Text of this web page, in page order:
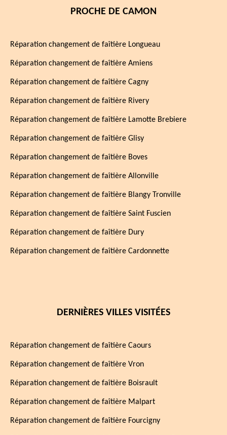
PROCHE DE CAMON
Réparation changement de faîtière Longueau
Réparation changement de faîtière Amiens
Réparation changement de faîtière Cagny
Réparation changement de faîtière Rivery
Réparation changement de faîtière Lamotte Brebiere
Réparation changement de faîtière Glisy
Réparation changement de faîtière Boves
Réparation changement de faîtière Allonville
Réparation changement de faîtière Blangy Tronville
Réparation changement de faîtière Saint Fuscien
Réparation changement de faîtière Dury
Réparation changement de faîtière Cardonnette
DERNIÈRES VILLES VISITÉES
Réparation changement de faîtière Caours
Réparation changement de faîtière Vron
Réparation changement de faîtière Boisrault
Réparation changement de faîtière Malpart
Réparation changement de faîtière Fourcigny